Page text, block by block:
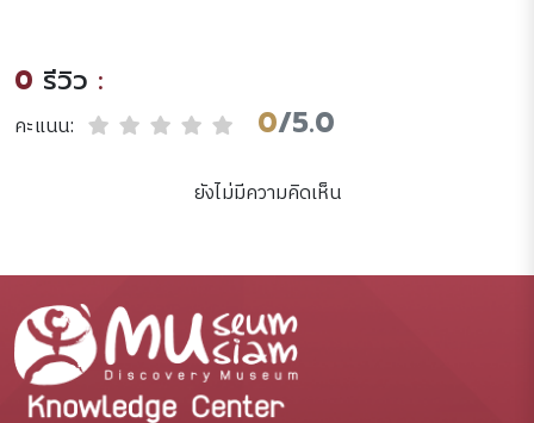
0 รีวิว :
คะแนน: 0/5.0
ยังไม่มีความคิดเห็น